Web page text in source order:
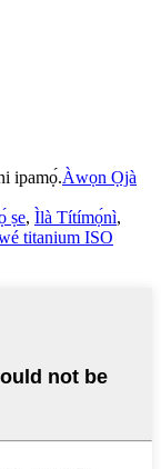
ipamọ́.Àwọn Ọjà
ṣe, Ìlà Títímọ́nì,
titanium ISO